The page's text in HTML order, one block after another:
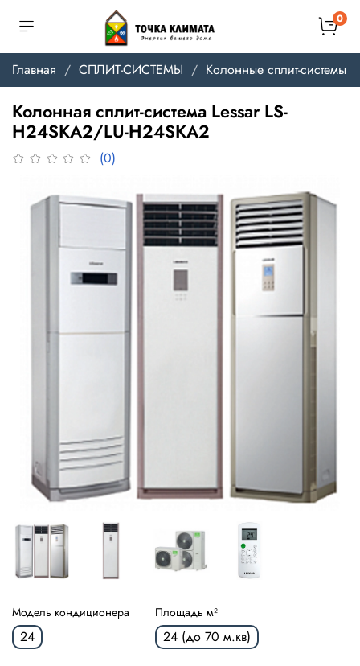
0
Главная СПЛИТ-СИСТЕМЫ Колонные сплит-системы
Колонная сплит-система Lessar LS-
H24SKA2/LU-H24SKA2
(0)
Модель кондиционера
24
Площадь м²
24 (до 70 м.кв)